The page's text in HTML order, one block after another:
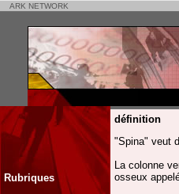
ARK NETWORK
Rubriques
définition
"Spina" veut
La colonne
osseux